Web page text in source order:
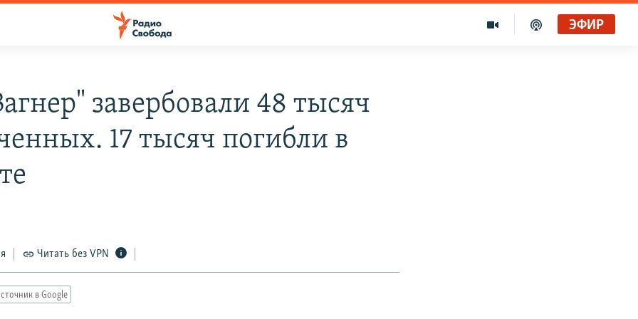
ЭФИР
завербовали 48 тысяч
17 тысяч погибли в
Читать без VPN
в Google